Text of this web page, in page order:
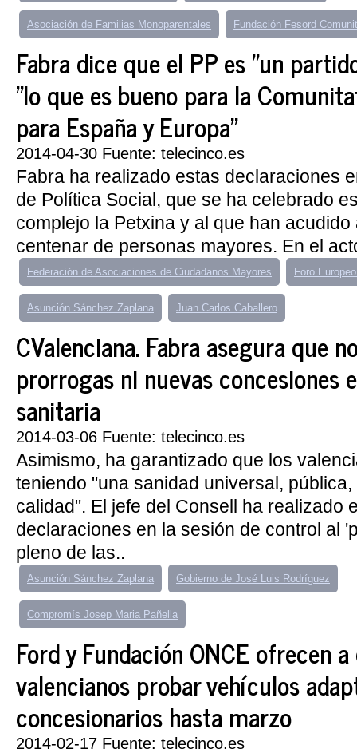
Asociación de Familias Monoparentales Fundación Fesord
Fabra dice que el PP es "un
"lo que es bueno para la
para España y Europa"
2014-04-30 Fuente: telecinco.es
Fabra ha realizado estas declaraciones
de Política Social, que se ha celebrado
complejo la Petxina y al que han
centenar de personas mayores. En el
Federación de Asociaciones de Ciudadanos Mayores Foro
Asunción Sánchez Zaplana Juan Carlos Caballero
CValenciana. Fabra asegura que
prorrogas ni nuevas concesiones
sanitaria
2014-03-06 Fuente: telecinco.es
Asimismo, ha garantizado que los
teniendo "una sanidad universal,
calidad". El jefe del Consell ha realizado
declaraciones en la sesión de control al
pleno de las..
Asunción Sánchez Zaplana Gobierno de José Luis Rodríguez
Compromís Josep Maria Pañella
Ford y Fundación ONCE ofrecen
valencianos probar vehículos
concesionarios hasta marzo
2014-02-17 Fuente: telecinco.es